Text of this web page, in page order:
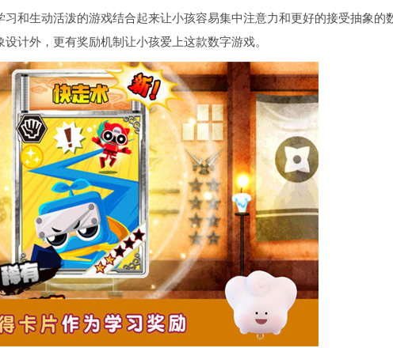
和生动活泼的游戏结合起来让小孩容易集中注意力和更好的接受抽象的
计外，更有奖励机制让小孩爱上这款数字游戏。